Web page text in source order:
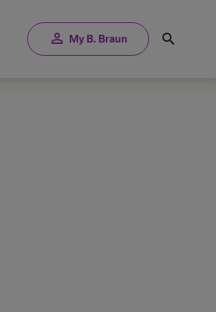
person My B. Braun search